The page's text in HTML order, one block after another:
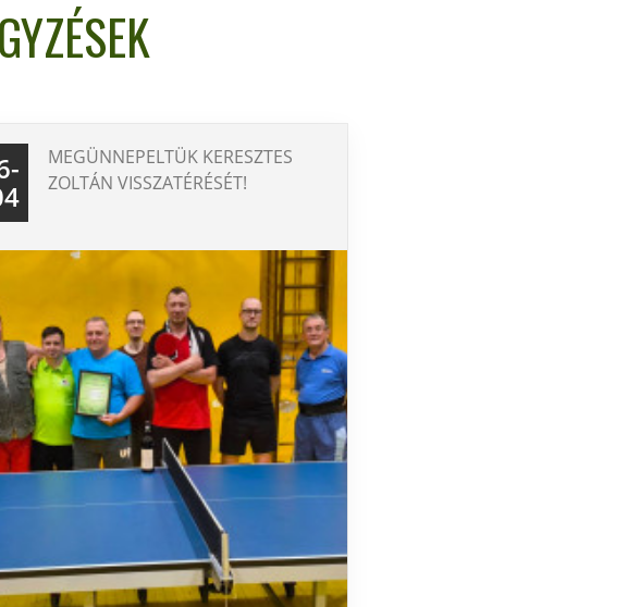
MEGÜNNEPELTÜK KERESZTES
ZOLTÁN VISSZATÉRÉSÉT!